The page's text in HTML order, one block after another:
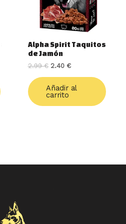
Alpha Spirit Taquitos
de Jamón
2.99€ 2.40 €
Añadir al
carrito